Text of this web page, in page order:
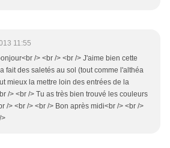
11:55
/> <br /> <br /> J'aime bien cette
fait des saletés au sol (tout comme l'althéa
mieux la mettre loin des entrées de la
/> <br /> Tu as très bien trouvé les couleurs
/> <br /> <br /> Bon après midi<br /> <br />
>